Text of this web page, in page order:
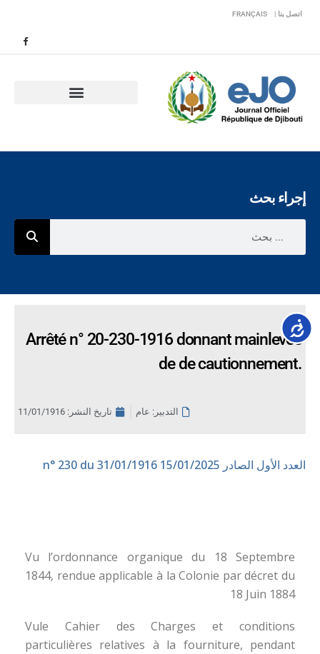
اتصل بنا | FRANÇAIS
إجراء بحث
Arrêté n° 20-230-1916 donnant mainlevée
de de cautionnement.
التدبير: عام تاريخ النشر: 11/01/1916
العدد الأول الصادر 15/01/2025
Vu l’ordonnance organique du 18 Septembre
1844, rendue applicable à la Colonie par décret du
18 Juin 1884
Vule Cahier des Charges et conditions
particulières relatives à la fourniture, pendant